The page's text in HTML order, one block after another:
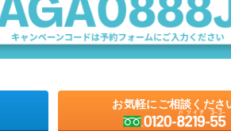
お気軽にご相談くださ